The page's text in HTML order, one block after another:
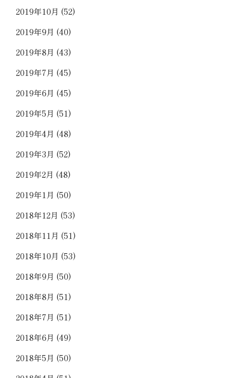
2019年10月 (52)
2019年9月 (40)
2019年8月 (43)
2019年7月 (45)
2019年6月 (45)
2019年5月 (51)
2019年4月 (48)
2019年3月 (52)
2019年2月 (48)
2019年1月 (50)
2018年12月 (53)
2018年11月 (51)
2018年10月 (53)
2018年9月 (50)
2018年8月 (51)
2018年7月 (51)
2018年6月 (49)
2018年5月 (50)